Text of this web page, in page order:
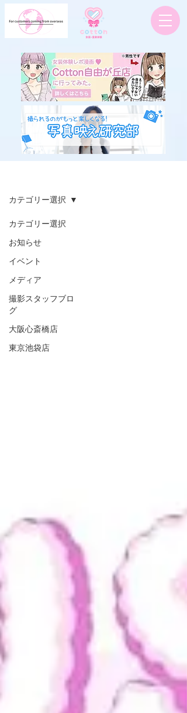
カテゴリー選択
お知らせ
イベント
メディア
撮影スタッフブロ
グ
大阪心斎橋店
東京池袋店
カテゴリー選択